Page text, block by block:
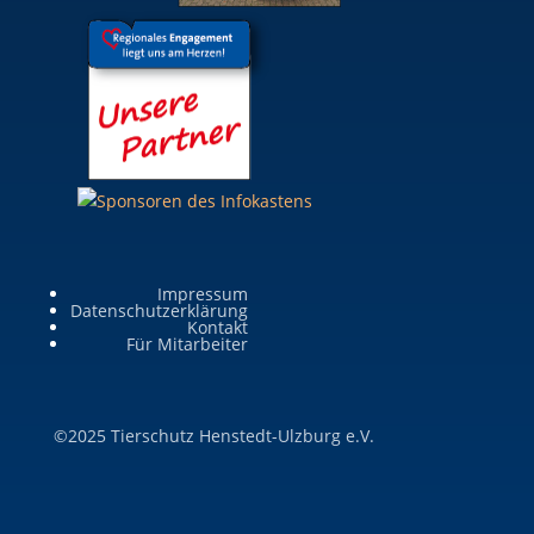
Impressum
Datenschutzerklärung
Kontakt
Für Mitarbeiter
©2025 Tierschutz Henstedt-Ulzburg e.V.